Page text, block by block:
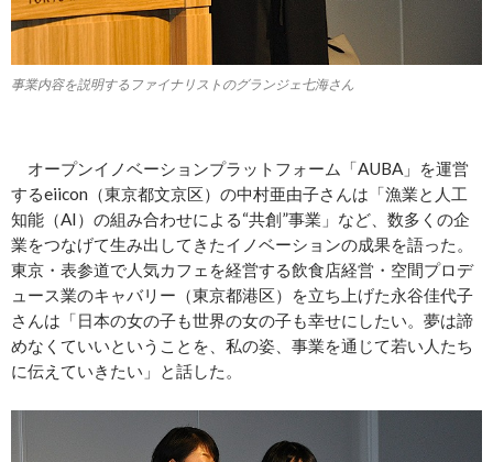
事業内容を説明するファイナリストのグランジェ七海さん
オープンイノベーションプラットフォーム「AUBA」を運営
するeiicon（東京都文京区）の中村亜由子さんは「漁業と人工
知能（AI）の組み合わせによる“共創”事業」など、数多くの企
業をつなげて生み出してきたイノベーションの成果を語った。
東京・表参道で人気カフェを経営する飲食店経営・空間プロデ
ュース業のキャバリー（東京都港区）を立ち上げた永谷佳代子
さんは「日本の女の子も世界の女の子も幸せにしたい。夢は諦
めなくていいということを、私の姿、事業を通じて若い人たち
に伝えていきたい」と話した。